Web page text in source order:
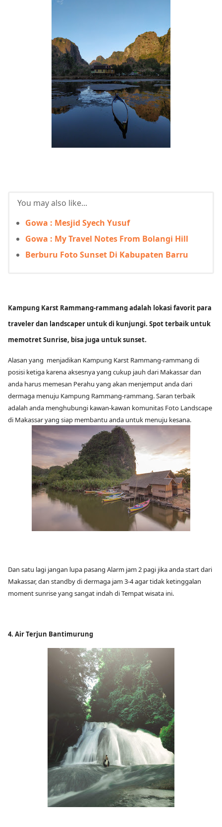
You may also like...
Gowa : Mesjid Syech Yusuf
Gowa : My Travel Notes From Bolangi Hill
Berburu Foto Sunset Di Kabupaten Barru
Kampung Karst Rammang-rammang adalah lokasi favorit para
traveler dan landscaper untuk di kunjungi. Spot terbaik untuk
memotret Sunrise, bisa juga untuk sunset.
Alasan yang menjadikan Kampung Karst Rammang-rammang di
posisi ketiga karena aksesnya yang cukup jauh dari Makassar dan
anda harus memesan Perahu yang akan menjemput anda dari
dermaga menuju Kampung Rammang-rammang. Saran terbaik
adalah anda menghubungi kawan-kawan komunitas Foto Landscape
di Makassar yang siap membantu anda untuk menuju kesana.
Dan satu lagi jangan lupa pasang Alarm jam 2 pagi jika anda start dari
Makassar, dan standby di dermaga jam 3-4 agar tidak ketinggalan
moment sunrise yang sangat indah di Tempat wisata ini.
4. Air Terjun Bantimurung